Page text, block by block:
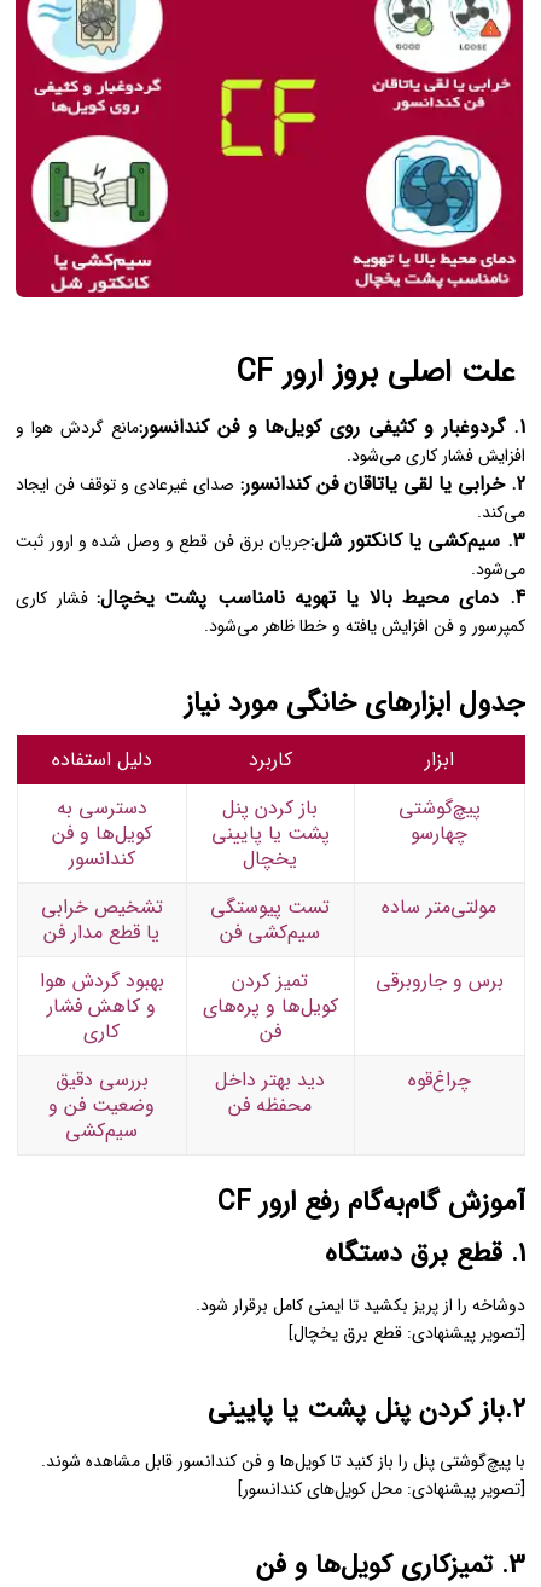
علت اصلی بروز ارور CF
1. گردوغبار و کثیفی روی کویل‌ها و فن کندانسور:
مانع گردش هوا و
افزایش فشار کاری می‌شود.
2. خرابی یا لقی یاتاقان فن کندانسور:
صدای غیرعادی و توقف فن ایجاد
می‌کند.
3. سیم‌کشی یا کانکتور شل:
جریان برق فن قطع و وصل شده و ارور ثبت
می‌شود.
4. دمای محیط بالا یا تهویه نامناسب پشت یخچال:
فشار کاری
کمپرسور و فن افزایش یافته و خطا ظاهر می‌شود.
جدول ابزارهای خانگی مورد نیاز
ابزار کاربرد
دلیل استفاده
پیچ‌گوشتی
چهارسو
باز کردن پنل
پشت یا پایینی
یخچال
دسترسی به
کویل‌ها و فن
کندانسور
مولتی‌متر ساده
تست پیوستگی
سیم‌کشی فن
تشخیص خرابی
یا قطع مدار فن
برس و جاروبرقی
تمیز کردن
کویل‌ها و پره‌های
فن
بهبود گردش هوا
و کاهش فشار
کاری
چراغ‌قوه
دید بهتر داخل
محفظه فن
بررسی دقیق
وضعیت فن و
سیم‌کشی
آموزش گام‌به‌گام رفع ارور CF
1. قطع برق دستگاه
دوشاخه را از پریز بکشید تا ایمنی کامل برقرار شود.
[تصویر پیشنهادی: قطع برق یخچال]
2.باز کردن پنل پشت یا پایینی
با پیچ‌گوشتی پنل را باز کنید تا کویل‌ها و فن کندانسور قابل مشاهده شوند.
[تصویر پیشنهادی: محل کویل‌های کندانسور]
3. تمیزکاری کویل‌ها و فن